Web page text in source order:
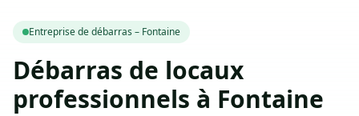
Entreprise de débarras – Fontaine
Débarras de locaux
professionnels à Fontaine